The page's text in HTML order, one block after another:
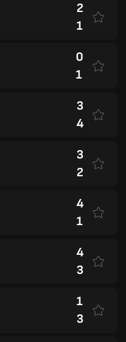
2
1
0
1
3
4
3
2
4
1
4
3
1
3